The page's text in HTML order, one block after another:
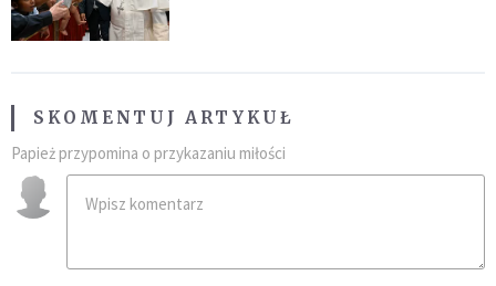
SKOMENTUJ ARTYKUŁ
Papież przypomina o przykazaniu miłości